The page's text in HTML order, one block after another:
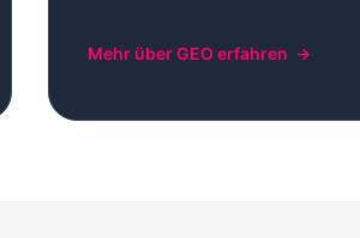
Mehr über GEO erfahren →